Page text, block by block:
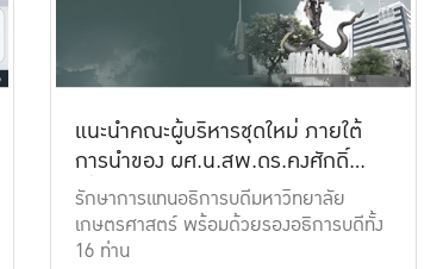
แนะนำคณะผู้บริหารชุดใหม่ ภายใต้
การนำของ ผศ.น.สพ.ดร.คงศักดิ์
เที่ยงธรรม
รักษาการแทนอธิการบดีมหาวิทยาลัย
เกษตรศาสตร์ พร้อมด้วยรองอธิการบดีทั้ง
16 ท่าน